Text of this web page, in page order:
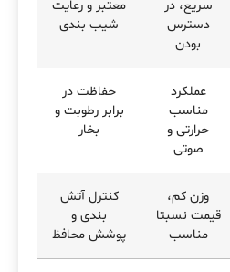
سریع، در
دسترس
بودن
معتبر و رعایت
شیب بندی
عملکرد
مناسب
حرارتی و
صوتی
حفاظت در
برابر رطوبت و
بخار
وزن کم،
قیمت نسبتا
مناسب
کنترل آتش
بندی و
پوشش محافظ